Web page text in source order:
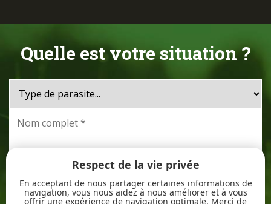
Quelle est votre situation ?
Respect de la vie privée
En acceptant de nous partager certaines informations de
navigation, vous nous aidez à nous améliorer et à vous
offrir une expérience de navigation optimale. Merci de